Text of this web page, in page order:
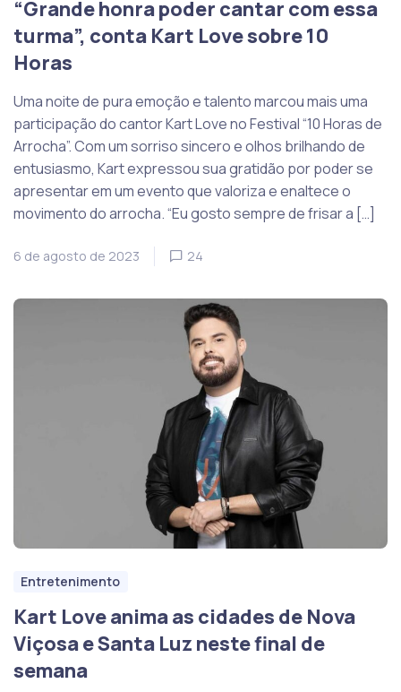
“Grande honra poder cantar com essa
turma”, conta Kart Love sobre 10
Horas
Uma noite de pura emoção e talento marcou mais uma
participação do cantor Kart Love no Festival “10 Horas de
Arrocha”. Com um sorriso sincero e olhos brilhando de
entusiasmo, Kart expressou sua gratidão por poder se
apresentar em um evento que valoriza e enaltece o
movimento do arrocha. “Eu gosto sempre de frisar a […]
6 de agosto de 2023 24
Entretenimento
Kart Love anima as cidades de Nova
Viçosa e Santa Luz neste final de
semana